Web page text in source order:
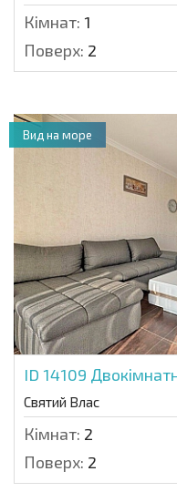
Кімнат: 1
Поверх: 2
ID 14109
Святий Влас
Кімнат: 2
Поверх: 2
Вид на море